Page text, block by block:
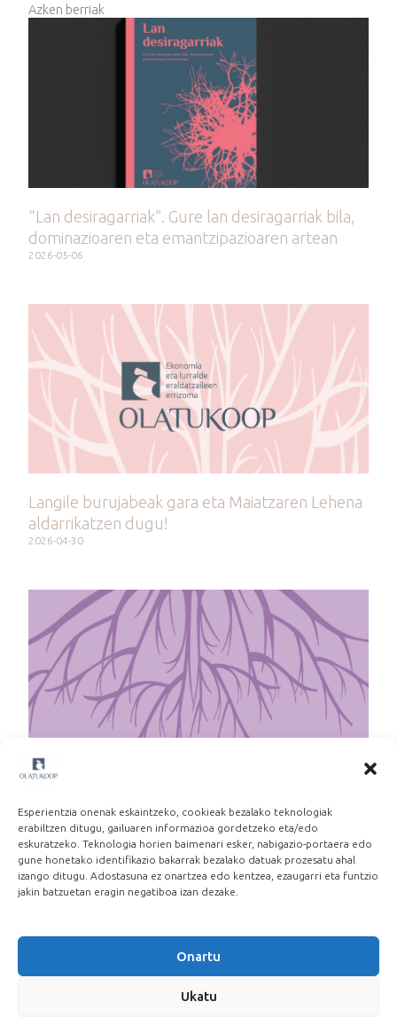
Esperientzia onenak eskaintzeko, cookieak bezalako teknologiak
erabiltzen ditugu, gailuaren informazioa gordetzeko eta/edo
eskuratzeko. Teknologia horien baimenari esker, nabigazio-portaera edo
gune honetako identifikazio bakarrak bezalako datuak prozesatu ahal
izango ditugu. Adostasuna ez onartzea edo kentzea, ezaugarri eta funtzio
jakin batzuetan eragin negatiboa izan dezake.
Onartu
Ukatu
Azken berriak
“Lan desiragarriak”. Gure lan desiragarriak bila,
dominazioaren eta emantzipazioaren artean
2026-05-06
Langile burujabeak gara eta Maiatzaren Lehena
aldarrikatzen dugu!
2026-04-30